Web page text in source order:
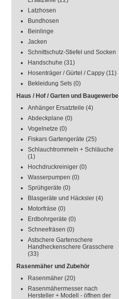
Latzhosen
Bundhosen
Beinlinge
Jacken
Schnittschutz-Stiefel und Socken
Handschuhe (31)
Hosenträger / Gürtel / Cappy (11)
Bekleidung Sets (0)
Haus / Hof / Garten und Baugewerbe
Anhänger Ersatzteile (4)
Abdeckplane (0)
Vogelnetze (0)
Fiskars Gartengeräte (25)
Schlauchtrommeln + Schläuche
(1)
Hochdruckreiniger (0)
Wasserpumpen (0)
Sprühgeräte (0)
Blasgeräte und Häcksler (4)
Motorfräse (0)
Erdbohrgeräte (0)
Schneefräsen (0)
Astschere Gartenschere
Handheckenschere Grasschere
(33)
Rasenmäher und Zubehör
Rasenmäher (20)
Rasenmähermesser nach
Hersteller + Modell - öffnen der